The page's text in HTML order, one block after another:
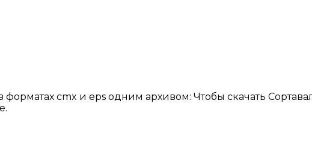
форматах cmx и eps одним архивом: Чтобы скачать